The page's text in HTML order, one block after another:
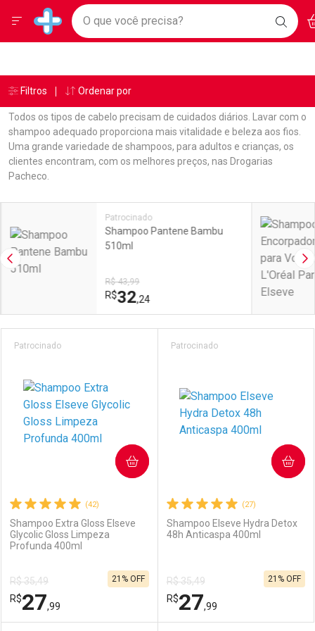
Drogarias Pacheco
Baixe nosso APP e aproveite Ofertas Exclusivas!
BAIXE
O APP
Ir direto para a home
pela página
Ir direto para o conteúdo
Ir direto para a busca
Ir direto para a ajuda
Ir direto para a notificações
Ir direto para o carrinho
Ir direto para o menu
Faça a sua busca
O que você precisa?
Menu
Breadcrumb
Drogarias Pacheco Shampoo
Todos os tipos de cabelo precisam de cuidados diários. Lavar com o
shampoo adequado proporciona mais vitalidade e beleza aos fios.
Uma grande variedade de shampoos, para adultos e crianças, os
clientes encontram, com os melhores preços, nas Drogarias
Pacheco.
Linkagens Internas em Destaque
Promoções em Destaque
Imagem Anterior
Patrocinado
Shampoo Pantene Bambu
510ml
R$ 43,99
R$32,24
Prateleira
(42)
Shampoo Extra Gloss Elseve
Glycolic Gloss Limpeza
Profunda 400ml
Patrocinado
R$ 35,49
R$27,99
21% OFF
COMPRAR
(27)
Shampoo Elseve Hydra Detox
48h Anticaspa 400ml
Patrocinado
R$ 35,49
R$27,99
21% OFF
COMPRAR
Âncoras
Filtros Ordenar por